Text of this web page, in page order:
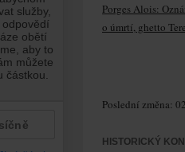
Porges Alois:
o úmrtí, ghetto
Poslední změna:
HISTORICKÝ